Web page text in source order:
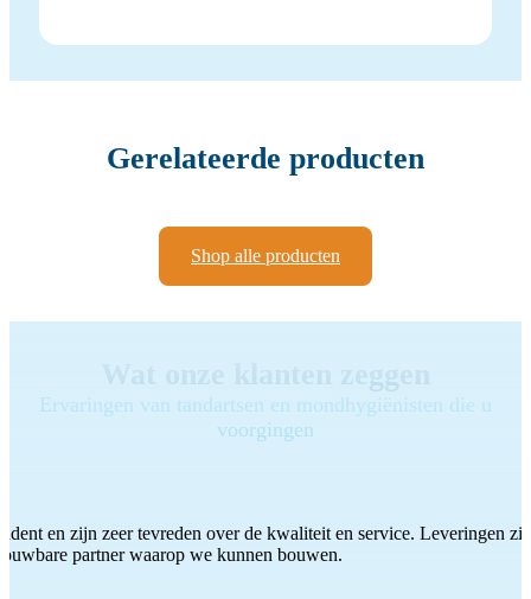
Gerelateerde producten
Shop alle producten
Ervaringen van tandartsen en mondhygiënisten die u
voorgingen
en zijn zeer tevreden over de kwaliteit en service. Leveringen
partner waarop we kunnen bouwen.